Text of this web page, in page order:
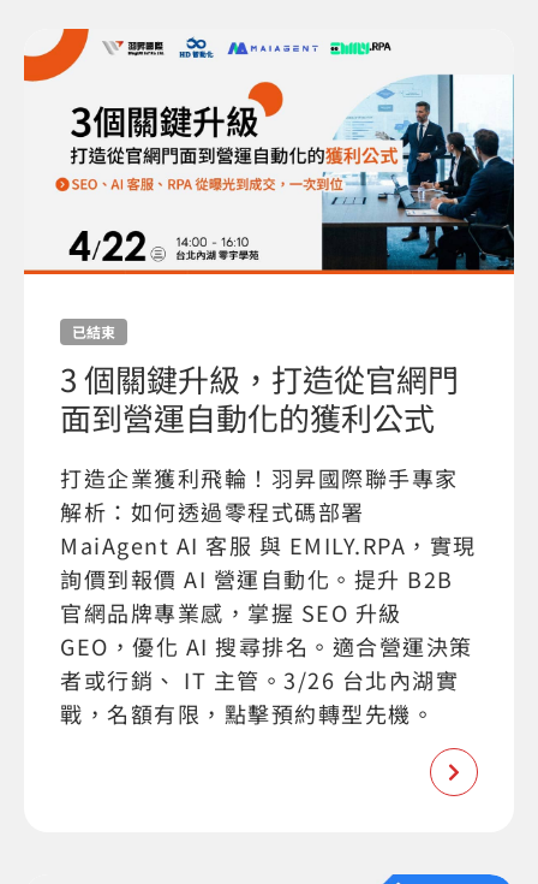
已結束
3 個關鍵升級，打造從官網門
面到營運自動化的獲利公式
打造企業獲利飛輪！羽昇國際聯手專家
解析：如何透過零程式碼部署
MaiAgent AI 客服 與 EMILY.RPA，實現
詢價到報價 AI 營運自動化。提升 B2B
官網品牌專業感，掌握 SEO 升級
GEO，優化 AI 搜尋排名。適合營運決策
者或行銷、 IT 主管。3/26 台北內湖實
戰，名額有限，點擊預約轉型先機。